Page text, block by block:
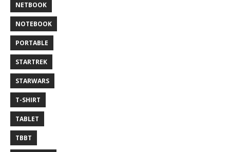
NETBOOK
NOTEBOOK
PORTABLE
STARTREK
STARWARS
T-SHIRT
TABLET
TBBT